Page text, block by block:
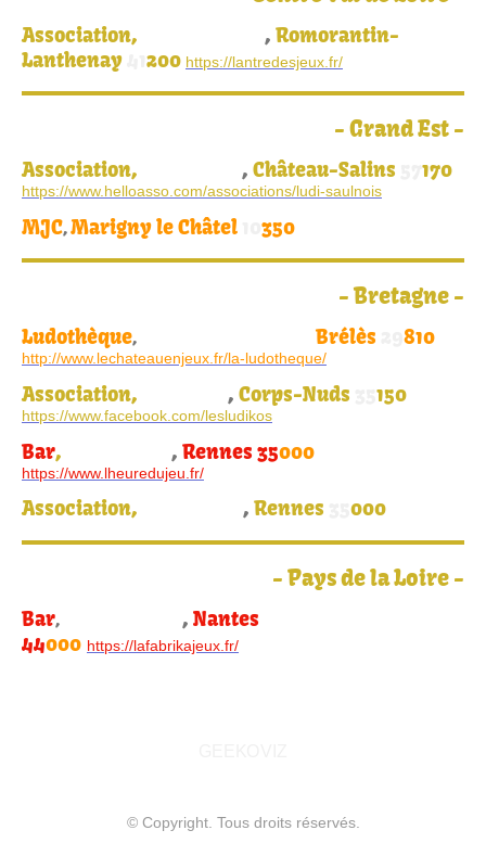
Association, , Romorantin-
Lanthenay
200 https://lantredesjeux.fr/
- Grand Est -
Association, , Château-Salins 170
https://www.helloasso.com/associations/ludi-saulnois
MJC,Marigny le Châtel 350
- Bretagne -
Ludothèque, Brélès 810
http://www.lechateauenjeux.fr/la-ludotheque/
Association, , Corps-Nuds 150
https://www.facebook.com/lesludikos
Bar, , Rennes 35000
https://www.lheuredujeu.fr/
Association, , Rennes 000
- Pays de la Loire -
Bar, , Nantes
44000 https://lafabrikajeux.fr/
© Copyright. Tous droits réservés.